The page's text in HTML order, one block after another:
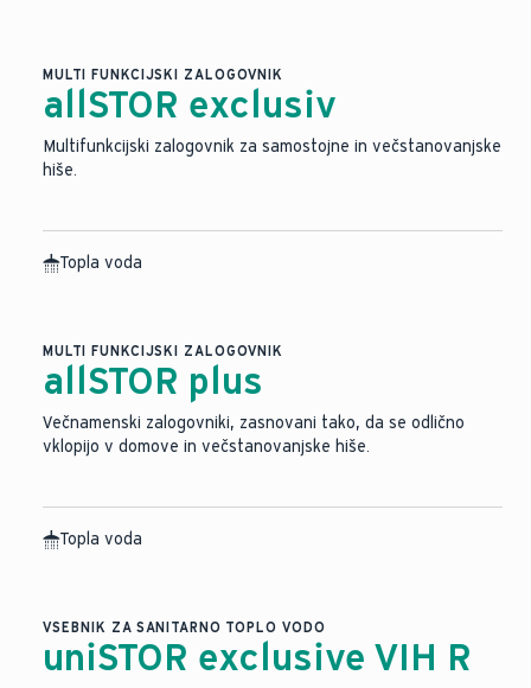
MULTI FUNKCIJSKI ZALOGOVNIK
allSTOR exclusiv
Multifunkcijski zalogovnik za samostojne in večstanovanjske
hiše.
Topla voda
MULTI FUNKCIJSKI ZALOGOVNIK
allSTOR plus
Večnamenski zalogovniki, zasnovani tako, da se odlično
vklopijo v domove in večstanovanjske hiše.
Topla voda
VSEBNIK ZA SANITARNO TOPLO VODO
uniSTOR exclusive VIH R